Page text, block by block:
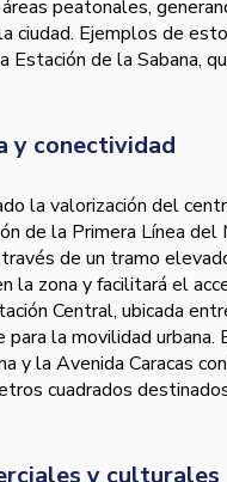
peatonales,
ciudad. Ejemplos de
de la Sabana,
y conectividad
la valorización del
de la Primera Línea
de un tramo
la zona y facilitará el
Central, ubicada
la movilidad
y la Avenida Caracas
cuadrados
y culturales